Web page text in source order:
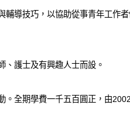
導技巧，以協助從事青年工作
、護士及有興趣人士而設。
全期學費一千五百圓正，由